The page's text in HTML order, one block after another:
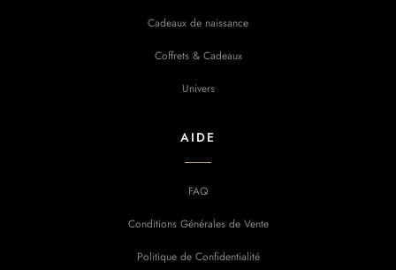
Cadeaux de naissance
Coffrets & Cadeaux
Univers
AIDE
FAQ
Conditions Générales de Vente
Politique de Confidentialité